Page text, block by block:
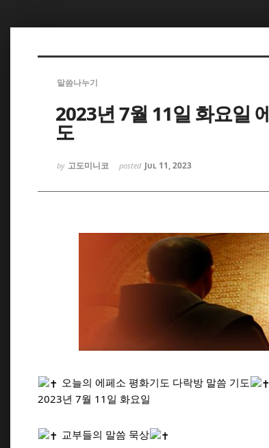
말씀나누기
2023년 7월 11일 화요일
도
by 고도미니코 posted Jul 11, 2023
오늘의 에페소 평화기도 다락방 말씀 기도
2023년 7월 11일 화요일
교부들의 말씀 묵상
Sketchbook5, 스케치북5
Sketchbook5, 스케치북5
Sketchbook5, 스케치북5
Sketchbook5, 스케치북5